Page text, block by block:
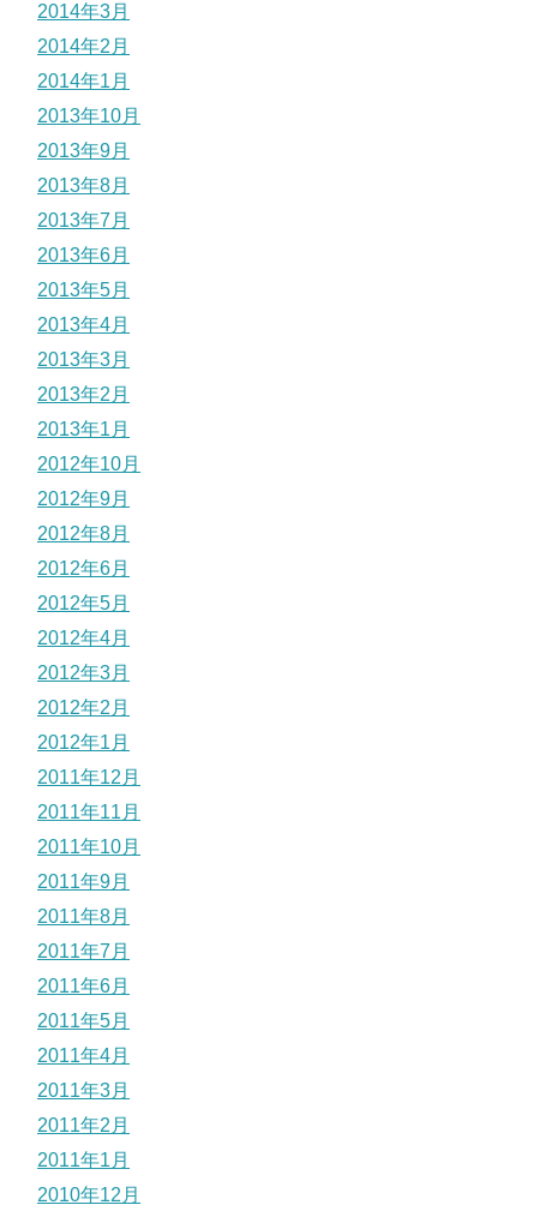
2014年3月
2014年2月
2014年1月
2013年10月
2013年9月
2013年8月
2013年7月
2013年6月
2013年5月
2013年4月
2013年3月
2013年2月
2013年1月
2012年10月
2012年9月
2012年8月
2012年6月
2012年5月
2012年4月
2012年3月
2012年2月
2012年1月
2011年12月
2011年11月
2011年10月
2011年9月
2011年8月
2011年7月
2011年6月
2011年5月
2011年4月
2011年3月
2011年2月
2011年1月
2010年12月